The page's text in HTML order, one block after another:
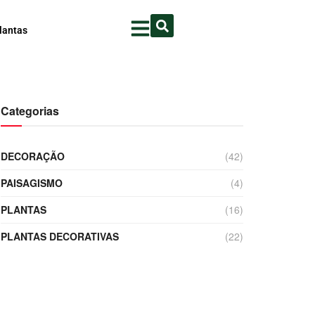
Categorias
DECORAÇÃO
(42)
PAISAGISMO
(4)
PLANTAS
(16)
PLANTAS DECORATIVAS
(22)